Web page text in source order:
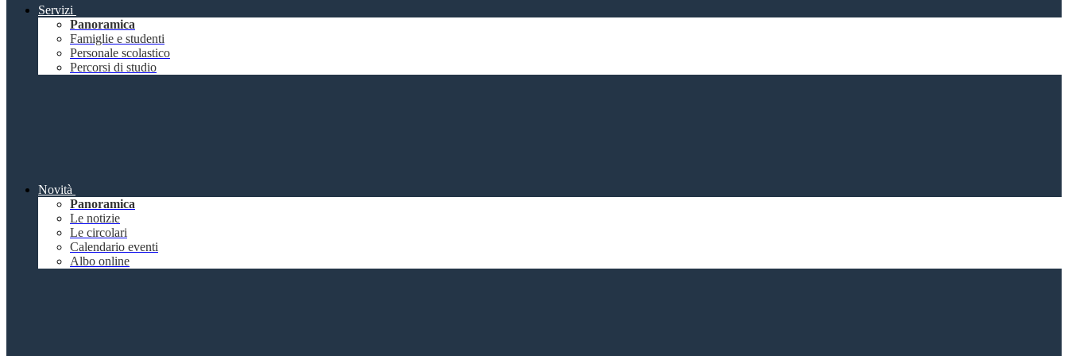
Servizi
Panoramica
Famiglie e studenti
Personale scolastico
Percorsi di studio
Novità
Panoramica
Le notizie
Le circolari
Calendario eventi
Albo online